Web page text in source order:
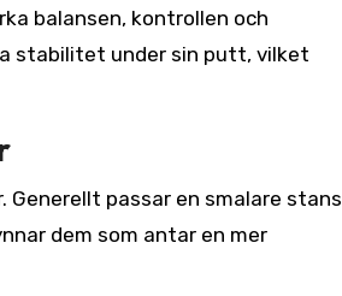
balansen, kontrollen och
stabilitet under sin putt, vilket
passar en smalare stans
dem som antar en mer